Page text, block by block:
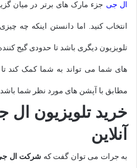
ال جی جزء مارک های برتر در میان
انتخاب کنید. اما دانستن اینکه چه
تلویزیون دیگری باشد تا حدودی گیج
های شما می تواند به شما کمک کند تا
مطابق با آپشن های مورد نظر شما
خرید تلویزیون ال
آنلاین
به جرات می توان گفت که شرکت ال